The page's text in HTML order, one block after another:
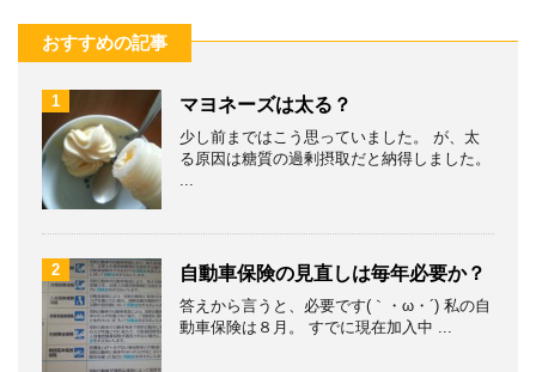
おすすめの記事
1 マヨネーズは太る？
少し前まではこう思っていました。 が、太
る原因は糖質の過剰摂取だと納得しました。
...
2 自動車保険の見直しは毎年必要か？
答えから言うと、必要です(｀・ω・´) 私の自
動車保険は８月。 すでに現在加入中 ...